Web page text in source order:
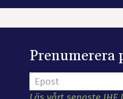
Prenumerera